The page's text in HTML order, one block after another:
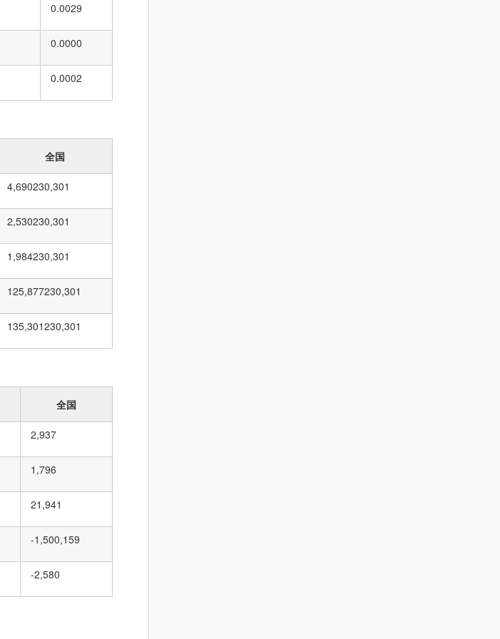
0.0029
0.0000
0.0002
全国
4,690230,301
2,530230,301
1,984230,301
125,877230,301
135,301230,301
全国
2,937
1,796
21,941
-1,500,159
-2,580